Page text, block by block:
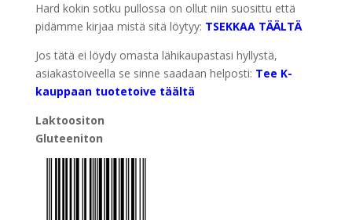
Hard kokin sotku pullossa on ollut niin suosittu että
pidämme kirjaa mistä sitä löytyy: TSEKKAA TÄÄLTÄ
Jos tätä ei löydy omasta lähikaupastasi hyllystä,
asiakastoiveella se sinne saadaan helposti: Tee K-
kauppaan tuotetoive täältä
Laktoositon
Gluteeniton